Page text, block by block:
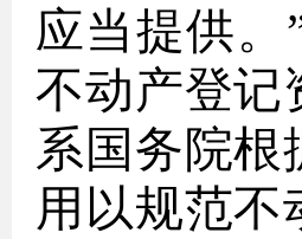
应当提供
不动产登记
系国务院根
用以规范